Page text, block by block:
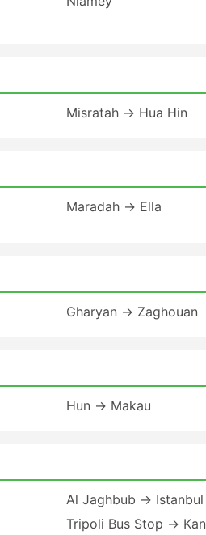
Misratah → Hua Hin
Maradah → Ella
Gharyan → Zaghouan
Hun → Makau
Al Jaghbub → Istanbul
Tripoli Bus Stop →